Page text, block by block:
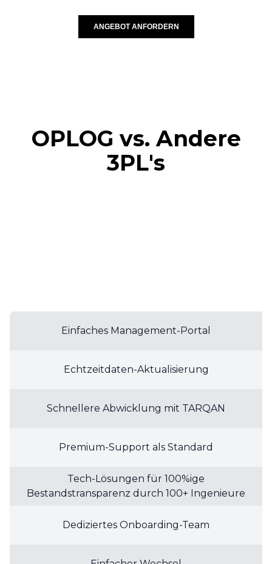
OPLOG vs. Andere
3PL's
Einfaches Management-Portal
Echtzeitdaten-Aktualisierung
Schnellere Abwicklung mit TARQAN
Premium-Support als Standard
Tech-Lösungen für 100%ige
Bestandstransparenz durch 100+ Ingenieure
Dediziertes Onboarding-Team